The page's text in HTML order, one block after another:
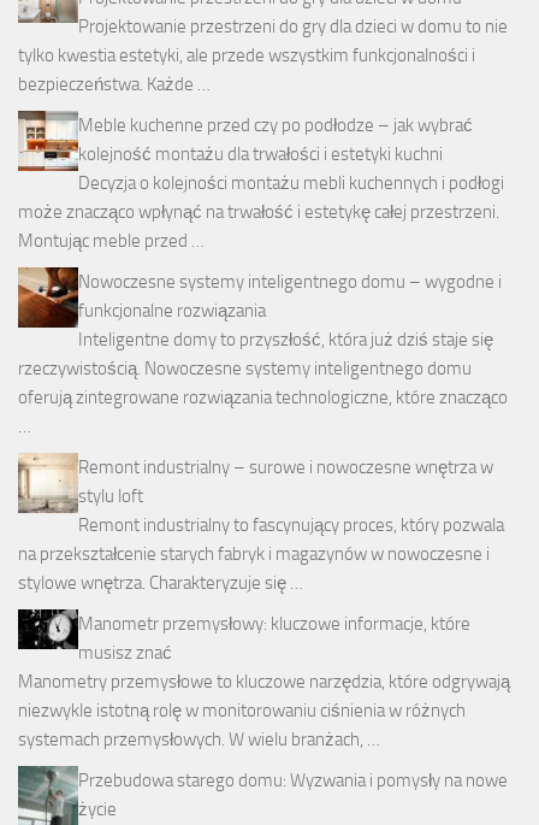
Projektowanie przestrzeni do gry dla dzieci w domu to nie
tylko kwestia estetyki, ale przede wszystkim funkcjonalności i
bezpieczeństwa. Każde …
Meble kuchenne przed czy po podłodze – jak wybrać
kolejność montażu dla trwałości i estetyki kuchni
Decyzja o kolejności montażu mebli kuchennych i podłogi
może znacząco wpłynąć na trwałość i estetykę całej przestrzeni.
Montując meble przed …
Nowoczesne systemy inteligentnego domu – wygodne i
funkcjonalne rozwiązania
Inteligentne domy to przyszłość, która już dziś staje się
rzeczywistością. Nowoczesne systemy inteligentnego domu
oferują zintegrowane rozwiązania technologiczne, które znacząco
…
Remont industrialny – surowe i nowoczesne wnętrza w
stylu loft
Remont industrialny to fascynujący proces, który pozwala
na przekształcenie starych fabryk i magazynów w nowoczesne i
stylowe wnętrza. Charakteryzuje się …
Manometr przemysłowy: kluczowe informacje, które
musisz znać
Manometry przemysłowe to kluczowe narzędzia, które odgrywają
niezwykle istotną rolę w monitorowaniu ciśnienia w różnych
systemach przemysłowych. W wielu branżach, …
Przebudowa starego domu: Wyzwania i pomysły na nowe
życie